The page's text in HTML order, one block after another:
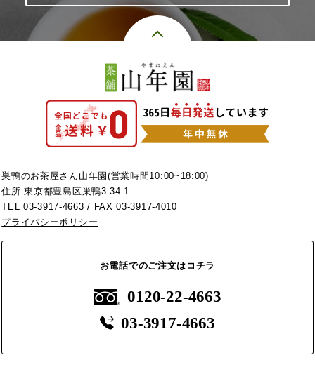
巣鴨のお茶屋さん山年園(営業時間10:00~18:00)
住所 東京都豊島区巣鴨3-34-1
TEL03-3917-4663 / FAX 03-3917-4010
プライバシーポリシー
お電話でのご注文はコチラ
0120-22-4663
03-3917-4663